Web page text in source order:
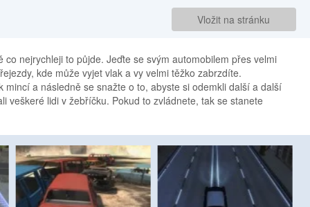
Vložit na stránku
nejrychleji to půjde. Jeďte se svým automobilem přes velmi
kde může vyjet vlak a vy velmi těžko zabrzdíte.
mincí a následně se snažte o to, abyste si odemkli další a další
veškeré lidi v žebříčku. Pokud to zvládnete, tak se stanete